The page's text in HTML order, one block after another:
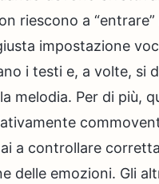
riescono a
impostazione
i testi e, a volte, si
melodia. Per di più,
a controllare
delle emozioni. Gli